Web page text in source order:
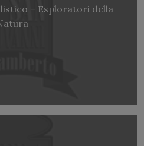
– Esploratori della